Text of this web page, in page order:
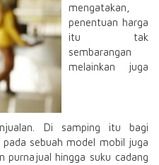
mengatakan,
penentuan harga
itu tak
sembarangan
melainkan juga
Di samping itu bagi
sebuah model mobil juga
purnajual hingga suku cadang